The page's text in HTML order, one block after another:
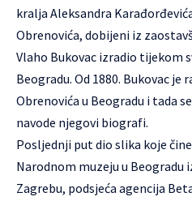
kralja Aleksandra
Obrenovića, dobijeni iz
Vlaho Bukovac izradio tijekom
Beogradu. Od 1880. Bukovac je
Obrenovića u Beogradu i tada
navode njegovi biografi.
Posljednji put dio slika koje
Narodnom muzeju u Beogradu
Zagrebu, podsjeća agencija